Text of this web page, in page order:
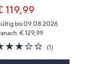
119,99
bis 09.08.2026
€ 129,99
3.0
von
(1)1